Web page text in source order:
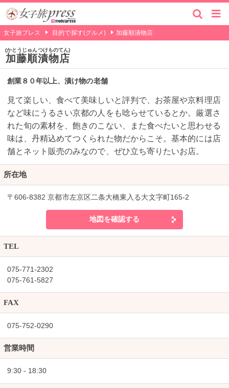
女子旅プレス 目的で探す(グルメ) 加藤順漬物店
加藤順漬物店
かとうじゅんつけものてん
創業８０年以上、漬け物の老舗
見て楽しい、食べて美味しいと評判で、お茶屋や京料理店
など味にうるさい京都の人をも唸らせているとか。厳選さ
れた旬の素材を、飽きのこない、また食べたいと思わせる
味は、丹精込めてつくられた物だからこそ。基本的には店
舗とネット販売のみなので、ぜひ立ち寄りたいお店。
所在地
〒606-8382 京都市左京区二条大橋東入る大文字町165-2
地図を確認する
TEL
075-771-2302
075-761-5827
FAX
075-752-0290
営業時間
9:30 - 18:30